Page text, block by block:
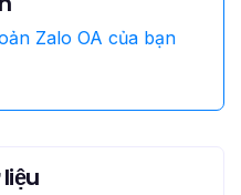
Zalo OA của bạn